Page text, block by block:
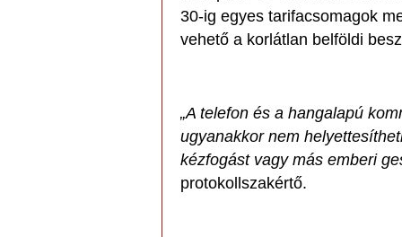
30-ig egyes tarifacsomagok
vehető a korlátlan belföldi
„A telefon és a hangalapú
ugyanakkor nem
kézfogást vagy más emberi
protokollszakértő.